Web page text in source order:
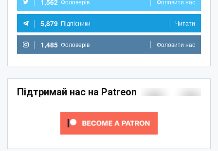
5,879 Підпісники Читати
1,485 Фоловерів Фоловити нас
Підтримай нас на Patreon